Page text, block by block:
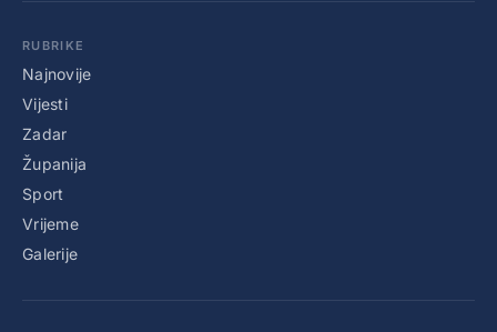
RUBRIKE
Najnovije
Vijesti
Zadar
Županija
Sport
Vrijeme
Galerije